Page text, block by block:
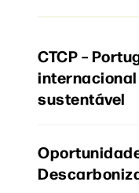
CTCP –
sustentável